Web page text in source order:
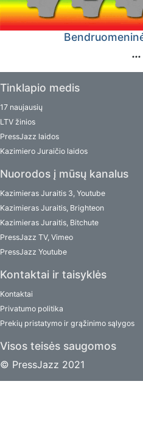
Tinklapio medis
17 naujausių
LTV žinios
PressJazz laidos
Kazimiero Juraičio laidos
Nuorodos į mūsų kanalus
Kazimieras Juraitis 3, Youtube
Kazimieras Juraitis, Brighteon
Kazimieras Juraitis, Bitchute
PressJazz TV, Vimeo
PressJazz Youtube
Kontaktai ir taisyklės
Kontaktai
Privatumo politika
Prekių pristatymo ir grąžinimo sąlygos
Visos teisės saugomos
© PressJazz 2021